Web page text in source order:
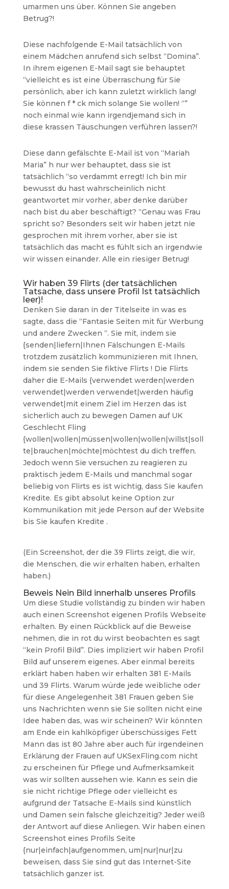
umarmen uns über. Können Sie angeben
Betrug?!
Diese nachfolgende E-Mail tatsächlich von
einem Mädchen anrufend sich selbst “Domina”.
In ihrem eigenen E-Mail sagt sie behauptet
“vielleicht es ist eine Überraschung für Sie
persönlich, aber ich kann zuletzt wirklich lang!
Sie können f * ck mich solange Sie wollen! “”
noch einmal wie kann irgendjemand sich in
diese krassen Täuschungen verführen lassen?!
Diese dann gefälschte E-Mail ist von “Mariah
Maria” h nur wer behauptet, dass sie ist
tatsächlich “so verdammt erregt! Ich bin mir
bewusst du hast wahrscheinlich nicht
geantwortet mir vorher, aber denke darüber
nach bist du aber beschäftigt? “Genau was Frau
spricht so? ​​Besonders seit wir haben jetzt nie
gesprochen mit ihrem vorher, aber sie ist
tatsächlich das macht es fühlt sich an irgendwie
wir wissen einander. Alle ein riesiger Betrug!
Wir haben 39 Flirts (der tatsächlichen
Tatsache, dass unsere Profil Ist tatsächlich
leer)!
Denken Sie daran in der Titelseite in was es
sagte, dass die “Fantasie Seiten mit für Werbung
und andere Zwecken “. Sie mit, indem sie
{senden|liefern|Ihnen Fälschungen E-Mails
trotzdem zusätzlich kommunizieren mit Ihnen,
indem sie senden Sie fiktive Flirts ! Die Flirts
daher die E-Mails {verwendet werden|werden
verwendet|werden verwendet|werden häufig
verwendet|mit einem Ziel im Herzen das ist
sicherlich auch zu bewegen Damen auf UK
Geschlecht Fling
{wollen|wollen|müssen|wollen|wollen|willst|soll
te|brauchen|möchte|möchtest du dich treffen.
Jedoch wenn Sie versuchen zu reagieren zu
praktisch jedem E-Mails und manchmal sogar
beliebig von Flirts es ist wichtig, dass Sie kaufen
Kredite. Es gibt absolut keine Option zur
Kommunikation mit jede Person auf der Website
bis Sie kaufen Kredite .
(Ein Screenshot, der die 39 Flirts zeigt, die wir,
die Menschen, die wir erhalten haben, erhalten
haben.)
Beweis Nein Bild innerhalb unseres Profils
Um diese Studie vollständig zu binden wir haben
auch einen Screenshot eigenen Profils Webseite
erhalten. By einen Rückblick auf die Beweise
nehmen, die in rot du wirst beobachten es sagt
“kein Profil Bild”. Dies impliziert wir haben Profil
Bild auf unserem eigenes. Aber einmal bereits
erklärt haben haben wir erhalten 381 E-Mails
und 39 Flirts. Warum würde jede weibliche oder
für diese Angelegenheit 381 Frauen geben Sie
uns Nachrichten wenn sie Sie sollten nicht eine
Idee haben das, was wir scheinen? Wir könnten
am Ende ein kahlköpfiger überschüssiges Fett
Mann das ist 80 Jahre aber auch für irgendeinen
Erklärung der Frauen auf UKSexFling.com nicht
zu erscheinen für Pflege und Aufmerksamkeit
was wir sollten aussehen wie. Kann es sein die
sie nicht richtige Pflege oder vielleicht es
aufgrund der Tatsache E-Mails sind künstlich
und Damen sein falsche gleichzeitig? Jeder weiß
der Antwort auf diese Anliegen. Wir haben einen
Screenshot eines Profils Seite
{nur|einfach|aufgenommen, um|nur|nur|zu
beweisen, dass Sie sind gut das Internet-Site
tatsächlich ganzer ist.